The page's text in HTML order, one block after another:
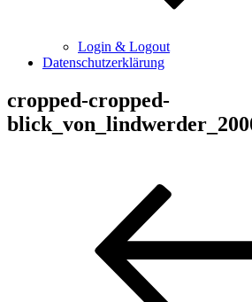
Login & Logout
Datenschutzerklärung
cropped-cropped-
Beitragsnavigation